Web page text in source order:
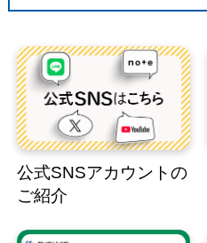
公式SNSアカウントの
ご紹介